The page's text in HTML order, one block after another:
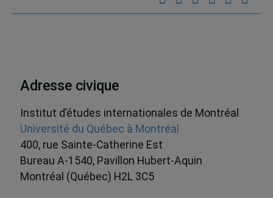
Adresse civique
Institut d’études internationales de Montréal
Université du Québec à Montréal
400, rue Sainte-Catherine Est
Bureau A-1540, Pavillon Hubert-Aquin
Montréal (Québec) H2L 3C5